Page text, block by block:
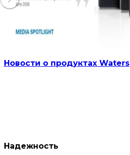
Новости о продуктах Waters
Надежность